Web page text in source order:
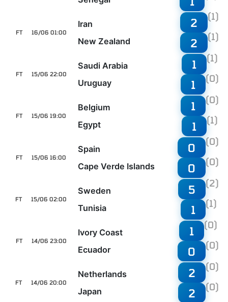
16/06 01:00
FT
Iran
New Zealand
2 (1)
2 (1)
15/06 22:00
FT
Saudi Arabia
Uruguay
1 (1)
1 (0)
15/06 19:00
FT
Belgium
Egypt
1 (0)
1 (1)
15/06 16:00
FT
Spain
Cape Verde Islands
0 (0)
0 (0)
15/06 02:00
FT
Sweden
Tunisia
5 (2)
1 (1)
14/06 23:00
FT
Ivory Coast
Ecuador
1 (0)
0 (0)
14/06 20:00
FT
Netherlands
Japan
2 (0)
2 (0)